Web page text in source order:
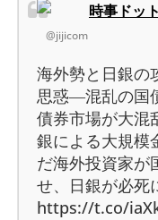
時事ドッ
@jijicom
海外勢と日銀
思惑―混乱の国
債券市場が大混
銀による大規模
だ海外投資家が
せ、日銀が必死
https://t.co/